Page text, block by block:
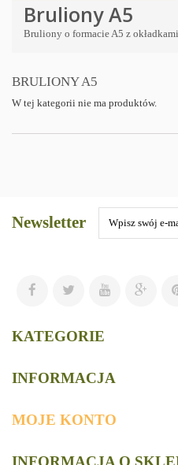
Bruliony A5
Bruliony o formacie A5 z
BRULIONY A5
W tej kategorii nie ma produktów.
Newsletter
KATEGORIE
INFORMACJA
MOJE KONTO
INFORMACJA O